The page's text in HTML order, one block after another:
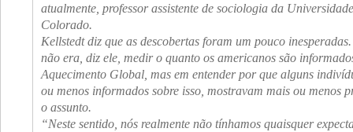
atualmente, professor assistente de sociologia da
Colorado.
Kellstedt diz que as descobertas foram um pouco
não era, diz ele, medir o quanto os americanos são
Aquecimento Global, mas em entender por que alguns
ou menos informados sobre isso, mostravam mais ou menos
o assunto.
“Neste sentido, nós realmente não tínhamos quaisquer